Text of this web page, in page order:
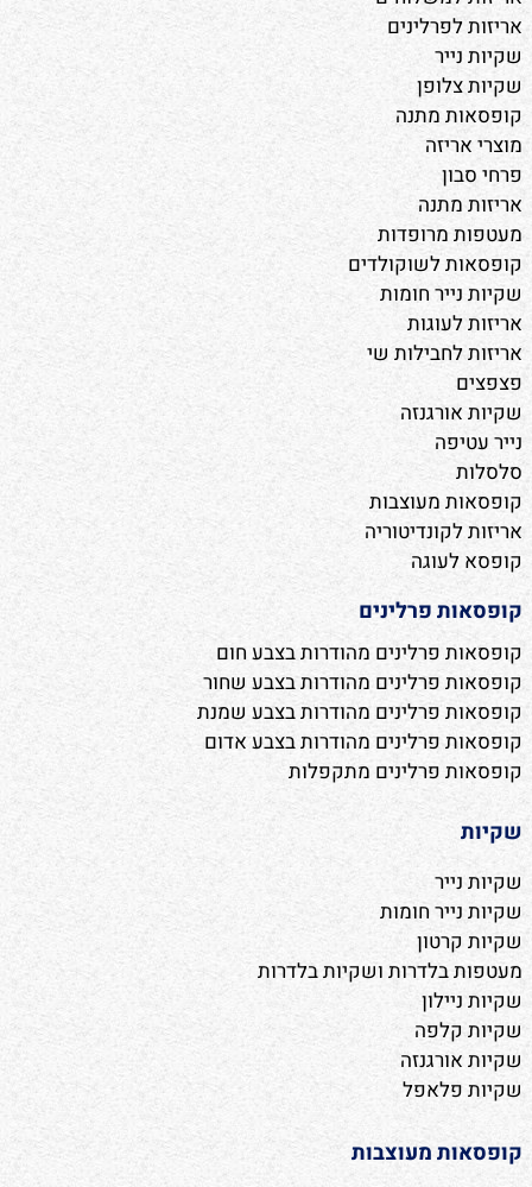
אריזות לפרלינים
שקיות נייר
שקיות צלופן
קופסאות מתנה
מוצרי אריזה
פרחי סבון
אריזות מתנה
מעטפות מרופדות
קופסאות לשוקולדים
שקיות נייר חומות
אריזות לעוגות
אריזות לחבילות שי
פצפצים
שקיות אורגנזה
נייר עטיפה
סלסלות
קופסאות מעוצבות
אריזות לקונדיטוריה
קופסא לעוגה
קופסאות פרלינים
קופסאות פרלינים מהודרות בצבע חום
קופסאות פרלינים מהודרות בצבע שחור
קופסאות פרלינים מהודרות בצבע שמנת
קופסאות פרלינים מהודרות בצבע אדום
קופסאות פרלינים מתקפלות
שקיות
שקיות נייר
שקיות נייר חומות
שקיות קרטון
מעטפות בלדרות ושקיות בלדרות
שקיות ניילון
שקיות קלפה
שקיות אורגנזה
שקיות פלאפל
קופסאות מעוצבות